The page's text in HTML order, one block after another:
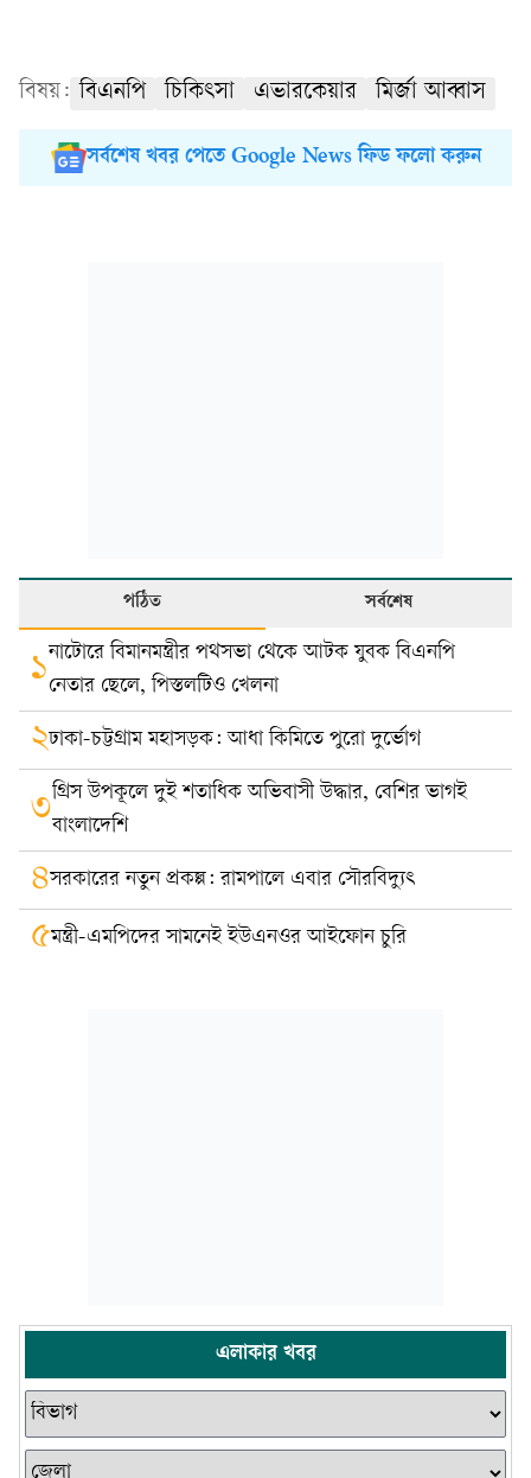
বিষয়: বিএনপি চিকিৎসা এভারকেয়ার মির্জা আব্বাস
সর্বশেষ খবর পেতে Google News ফিড ফলো করুন
পঠিত সর্বশেষ
১নাটোরে বিমানমন্ত্রীর পথসভা থেকে আটক যুবক বিএনপি
নেতার ছেলে, পিস্তলটিও খেলনা
২ঢাকা-চট্টগ্রাম মহাসড়ক: আধা কিমিতে পুরো দুর্ভোগ
৩গ্রিস উপকূলে দুই শতাধিক অভিবাসী উদ্ধার, বেশির ভাগই
বাংলাদেশি
৪সরকারের নতুন প্রকল্প: রামপালে এবার সৌরবিদ্যুৎ
৫মন্ত্রী-এমপিদের সামনেই ইউএনওর আইফোন চুরি
এলাকার খবর